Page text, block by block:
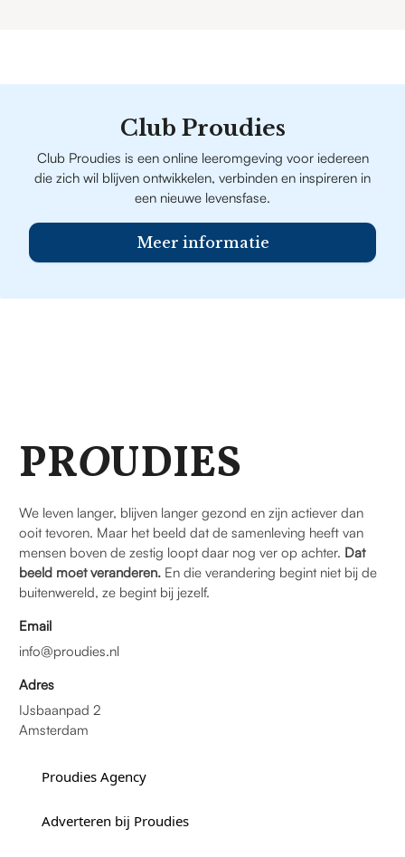
Club Proudies
Club Proudies is een online leeromgeving voor iedereen
die zich wil blijven ontwikkelen, verbinden en inspireren in
een nieuwe levensfase.
Meer informatie
PROUDIES
We leven langer, blijven langer gezond en zijn actiever dan
ooit tevoren. Maar het beeld dat de samenleving heeft van
mensen boven de zestig loopt daar nog ver op achter. Dat
beeld moet veranderen. En die verandering begint niet bij de
buitenwereld, ze begint bij jezelf.
Email
info@proudies.nl
Adres
IJsbaanpad 2
Amsterdam
Proudies Agency
Adverteren bij Proudies